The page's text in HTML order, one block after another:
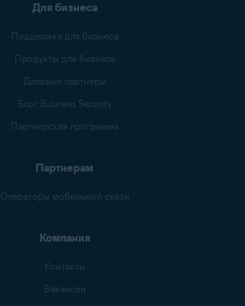
Для бизнеса
Поддержка для бизнеса
Продукты для бизнеса
Деловые партнеры
Блог Business Security
Партнерская программа
Партнерам
Операторы мобильной связи
Компания
Контакты
Вакансии